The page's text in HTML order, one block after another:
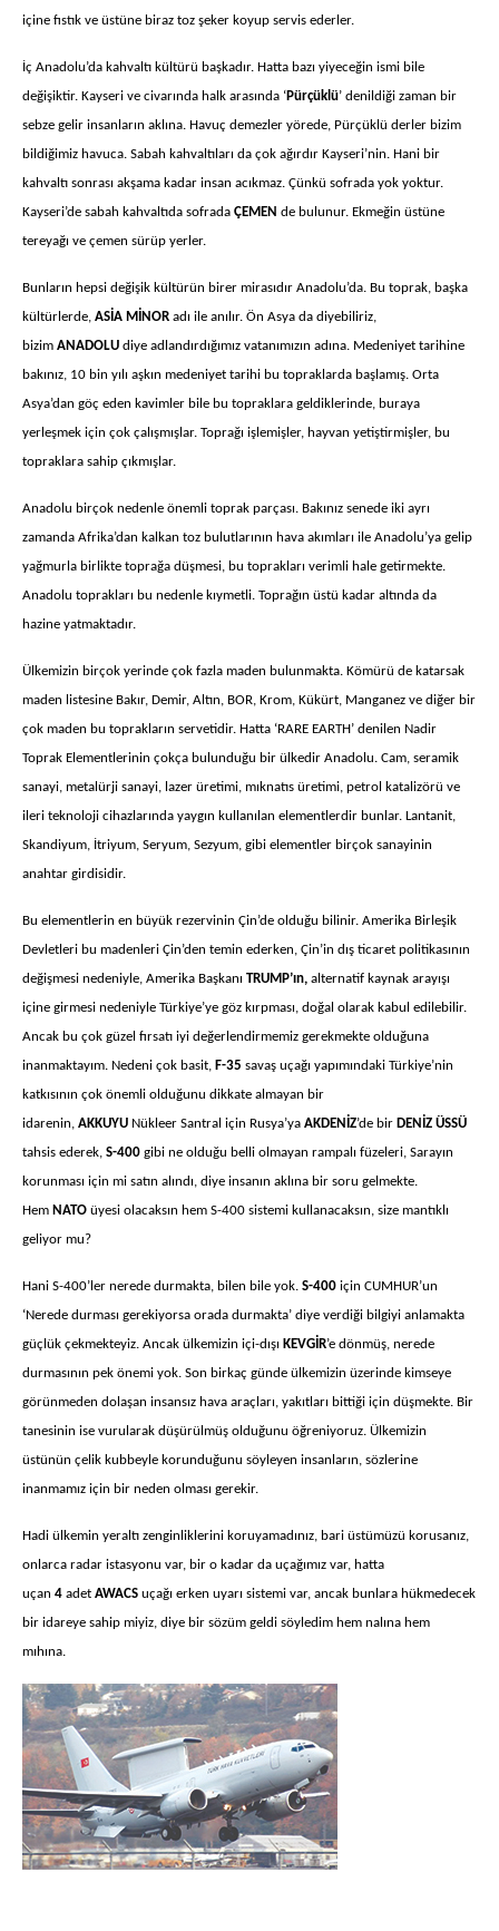
içine fıstık ve üstüne biraz toz şeker koyup servis ederler.
İç Anadolu’da kahvaltı kültürü başkadır. Hatta bazı yiyeceğin ismi bile
değişiktir. Kayseri ve civarında halk arasında ‘Pürçüklü’ denildiği zaman bir
sebze gelir insanların aklına. Havuç demezler yörede, Pürçüklü derler bizim
bildiğimiz havuca. Sabah kahvaltıları da çok ağırdır Kayseri’nin. Hani bir
kahvaltı sonrası akşama kadar insan acıkmaz. Çünkü sofrada yok yoktur.
Kayseri’de sabah kahvaltıda sofrada ÇEMEN de bulunur. Ekmeğin üstüne
tereyağı ve çemen sürüp yerler.
Bunların hepsi değişik kültürün birer mirasıdır Anadolu’da. Bu toprak, başka
kültürlerde, ASİA MİNOR adı ile anılır. Ön Asya da diyebiliriz,
bizim ANADOLU diye adlandırdığımız vatanımızın adına. Medeniyet tarihine
bakınız, 10 bin yılı aşkın medeniyet tarihi bu topraklarda başlamış. Orta
Asya’dan göç eden kavimler bile bu topraklara geldiklerinde, buraya
yerleşmek için çok çalışmışlar. Toprağı işlemişler, hayvan yetiştirmişler, bu
topraklara sahip çıkmışlar.
Anadolu birçok nedenle önemli toprak parçası. Bakınız senede iki ayrı
zamanda Afrika’dan kalkan toz bulutlarının hava akımları ile Anadolu’ya gelip
yağmurla birlikte toprağa düşmesi, bu toprakları verimli hale getirmekte.
Anadolu toprakları bu nedenle kıymetli. Toprağın üstü kadar altında da
hazine yatmaktadır.
Ülkemizin birçok yerinde çok fazla maden bulunmakta. Kömürü de katarsak
maden listesine Bakır, Demir, Altın, BOR, Krom, Kükürt, Manganez ve diğer bir
çok maden bu toprakların servetidir. Hatta ‘RARE EARTH’ denilen Nadir
Toprak Elementlerinin çokça bulunduğu bir ülkedir Anadolu. Cam, seramik
sanayi, metalürji sanayi, lazer üretimi, mıknatıs üretimi, petrol katalizörü ve
ileri teknoloji cihazlarında yaygın kullanılan elementlerdir bunlar. Lantanit,
Skandiyum, İtriyum, Seryum, Sezyum, gibi elementler birçok sanayinin
anahtar girdisidir.
Bu elementlerin en büyük rezervinin Çin’de olduğu bilinir. Amerika Birleşik
Devletleri bu madenleri Çin’den temin ederken, Çin’in dış ticaret politikasının
değişmesi nedeniyle, Amerika Başkanı TRUMP’ın, alternatif kaynak arayışı
içine girmesi nedeniyle Türkiye’ye göz kırpması, doğal olarak kabul edilebilir.
Ancak bu çok güzel fırsatı iyi değerlendirmemiz gerekmekte olduğuna
inanmaktayım. Nedeni çok basit, F-35 savaş uçağı yapımındaki Türkiye’nin
katkısının çok önemli olduğunu dikkate almayan bir
idarenin, AKKUYU Nükleer Santral için Rusya’ya AKDENİZ’de bir DENİZ ÜSSÜ
tahsis ederek, S-400 gibi ne olduğu belli olmayan rampalı füzeleri, Sarayın
korunması için mi satın alındı, diye insanın aklına bir soru gelmekte.
Hem NATO üyesi olacaksın hem S-400 sistemi kullanacaksın, size mantıklı
geliyor mu?
Hani S-400’ler nerede durmakta, bilen bile yok. S-400 için CUMHUR’un
‘Nerede durması gerekiyorsa orada durmakta’ diye verdiği bilgiyi anlamakta
güçlük çekmekteyiz. Ancak ülkemizin içi-dışı KEVGİR’e dönmüş, nerede
durmasının pek önemi yok. Son birkaç günde ülkemizin üzerinde kimseye
görünmeden dolaşan insansız hava araçları, yakıtları bittiği için düşmekte. Bir
tanesinin ise vurularak düşürülmüş olduğunu öğreniyoruz. Ülkemizin
üstünün çelik kubbeyle korunduğunu söyleyen insanların, sözlerine
inanmamız için bir neden olması gerekir.
Hadi ülkemin yeraltı zenginliklerini koruyamadınız, bari üstümüzü korusanız,
onlarca radar istasyonu var, bir o kadar da uçağımız var, hatta
uçan 4 adet AWACS uçağı erken uyarı sistemi var, ancak bunlara hükmedecek
bir idareye sahip miyiz, diye bir sözüm geldi söyledim hem nalına hem
mıhına.